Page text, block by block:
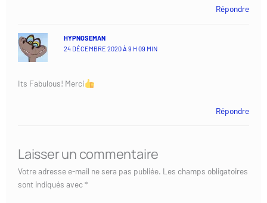
Répondre
HYPNOSEMAN
24 DÉCEMBRE 2020 À 9 H 09 MIN
Its Fabulous! Merci
Répondre
Laisser un commentaire
Votre adresse e-mail ne sera pas publiée. Les champs obligatoires
sont indiqués avec*